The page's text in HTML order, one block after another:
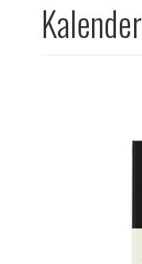
Kalender